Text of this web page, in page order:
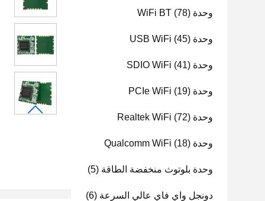
وحدة WiFi BT (78)
وحدة USB WiFi (45)
وحدة SDIO WiFi (41)
وحدة PCIe WiFi (19)
وحدة Realtek WiFi (72)
وحدة Qualcomm WiFi (18)
وحدة بلوتوث منخفضة الطاقة (5)
دونجل واي فاي عالي السرعة (6)